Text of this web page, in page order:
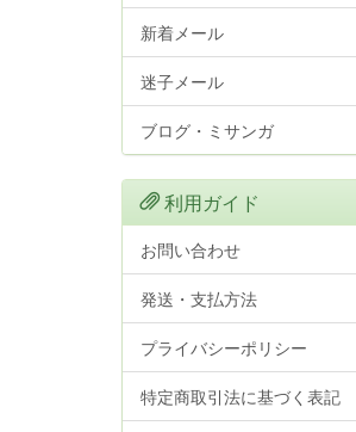
新着メール
迷子メール
ブログ・ミサンガ
利用ガイド
お問い合わせ
発送・支払方法
プライバシーポリシー
特定商取引法に基づく表記